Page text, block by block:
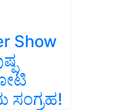
Show